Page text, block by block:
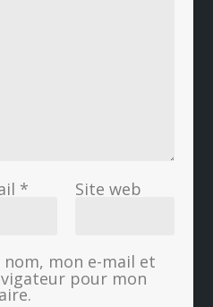
* Site web
mon e-mail et
pour mon